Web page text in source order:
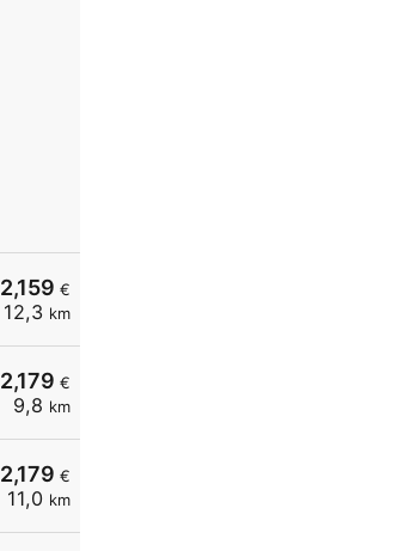
2,159 €
12,3 km
2,179 €
9,8 km
2,179 €
11,0 km